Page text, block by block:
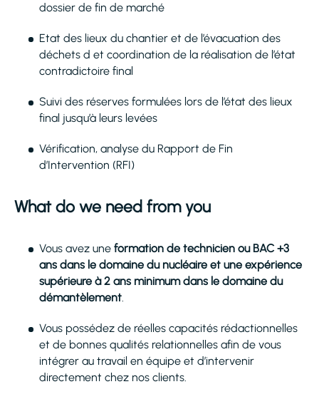
dossier de fin de marché
Etat des lieux du chantier et de l’évacuation des
déchets d et coordination de la réalisation de l’état
contradictoire final
Suivi des réserves formulées lors de l’état des lieux
final jusqu’à leurs levées
Vérification, analyse du Rapport de Fin
d’Intervention (RFI)
What do we need from you
Vous avez une formation de technicien ou BAC +3
ans dans le domaine du nucléaire et une expérience
supérieure à 2 ans minimum dans le domaine du
démantèlement.
Vous possédez de réelles capacités rédactionnelles
et de bonnes qualités relationnelles afin de vous
intégrer au travail en équipe et d’intervenir
directement chez nos clients.